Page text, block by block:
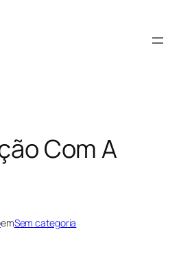
Com A
emSem categoria